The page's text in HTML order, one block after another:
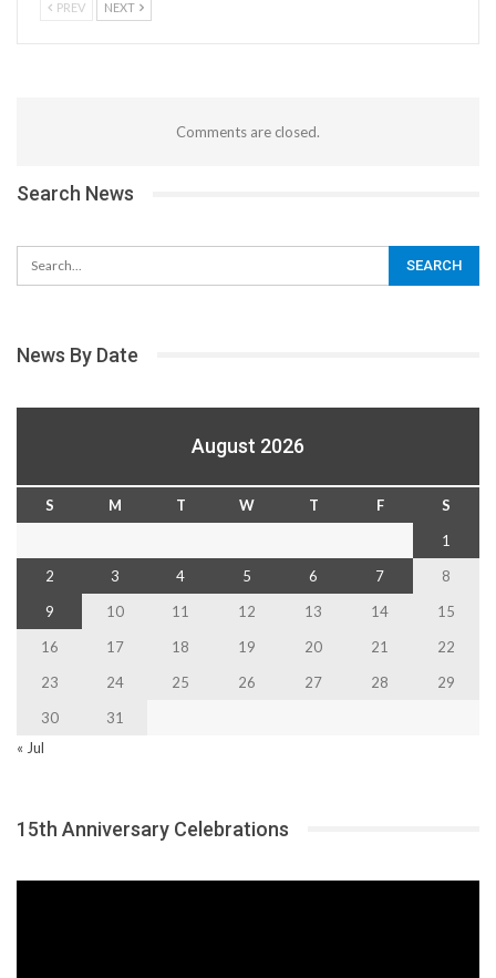
PREV NEXT
Comments are closed.
Search News
News By Date
August 2026
S M T W T F
S
1
2
3 4 5 6 7
8
9
10 11 12 13 14
15
16
17 18 19 20 21
22
23
24 25 26 27 28
29
30
31
« Jul
15th Anniversary Celebrations